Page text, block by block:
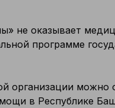
не оказывает
программе
организации можно
в Республике